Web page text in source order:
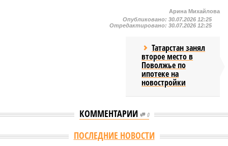
Арина Михайлова
Опубликовано: 30.07.2026 12:25
Отредактировано: 30.07.2026 12:25
Татарстан занял
второе место в
Поволжье по
ипотеке на
новостройки
КОММЕНТАРИИ 0
ПОСЛЕДНИЕ НОВОСТИ